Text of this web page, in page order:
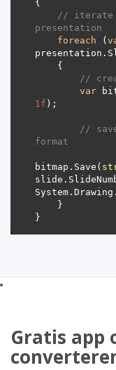
// iterate
presentation
foreach (
//
var
1f
//
format
bitmap.Save(
Gratis app